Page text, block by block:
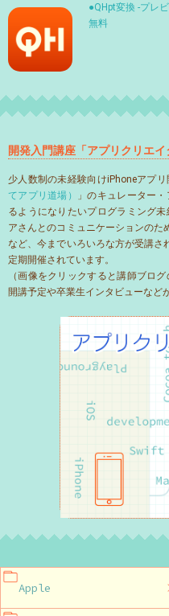
●QHpt変換 -プレ
無料
開発入門講座「アプリクリエイ
少人数制の未経験向けiPhoneアプリ
てアプリ道場）
」のキュレーター
るようになりたいプログラミング
アさんとのコミュニケーションのた
など、今までいろいろな方が受講
定期開催されています。
（画像をクリックすると講師ブロ
開講予定や卒業生インタビューなど
Apple